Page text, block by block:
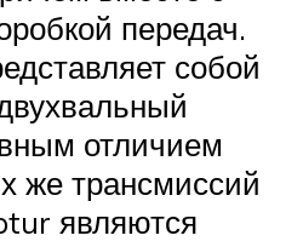
передач.
собой
отличием
же трансмиссий
являются